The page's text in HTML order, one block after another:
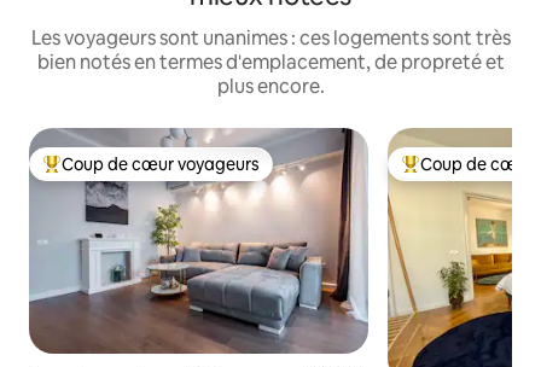
Les voyageurs sont unanimes : ces logements sont très
bien notés en termes d'emplacement, de propreté et
plus encore.
Coups de cœur voyageurs les plus appréciés
Coup de cœur voyageurs Coups de cœur
Coup de cœur